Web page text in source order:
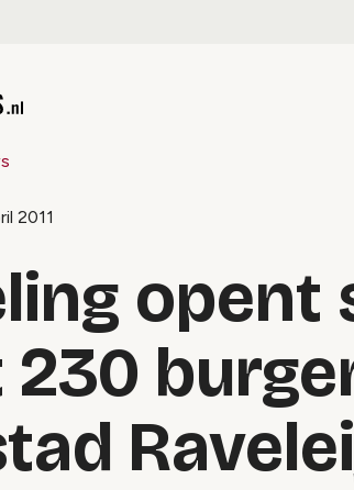
2011
opent
230